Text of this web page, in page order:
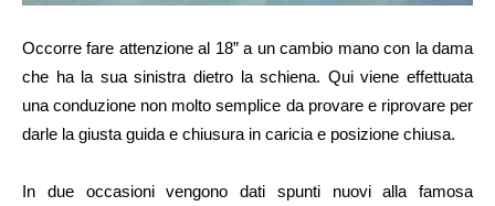
Occorre fare attenzione al 18” a un cambio mano con la dama
che ha la sua sinistra dietro la schiena. Qui viene effettuata
una conduzione non molto semplice da provare e riprovare per
darle la giusta guida e chiusura in caricia e posizione chiusa.
In due occasioni vengono dati spunti nuovi alla famosa